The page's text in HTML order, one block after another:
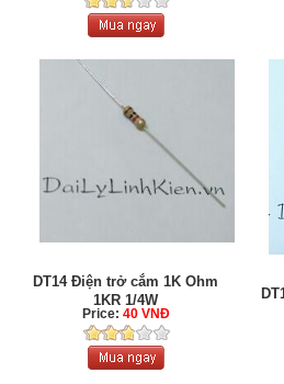
DT14 Điện trở cắm 1K Ohm
1KR 1/4W
Price: 40 VNĐ